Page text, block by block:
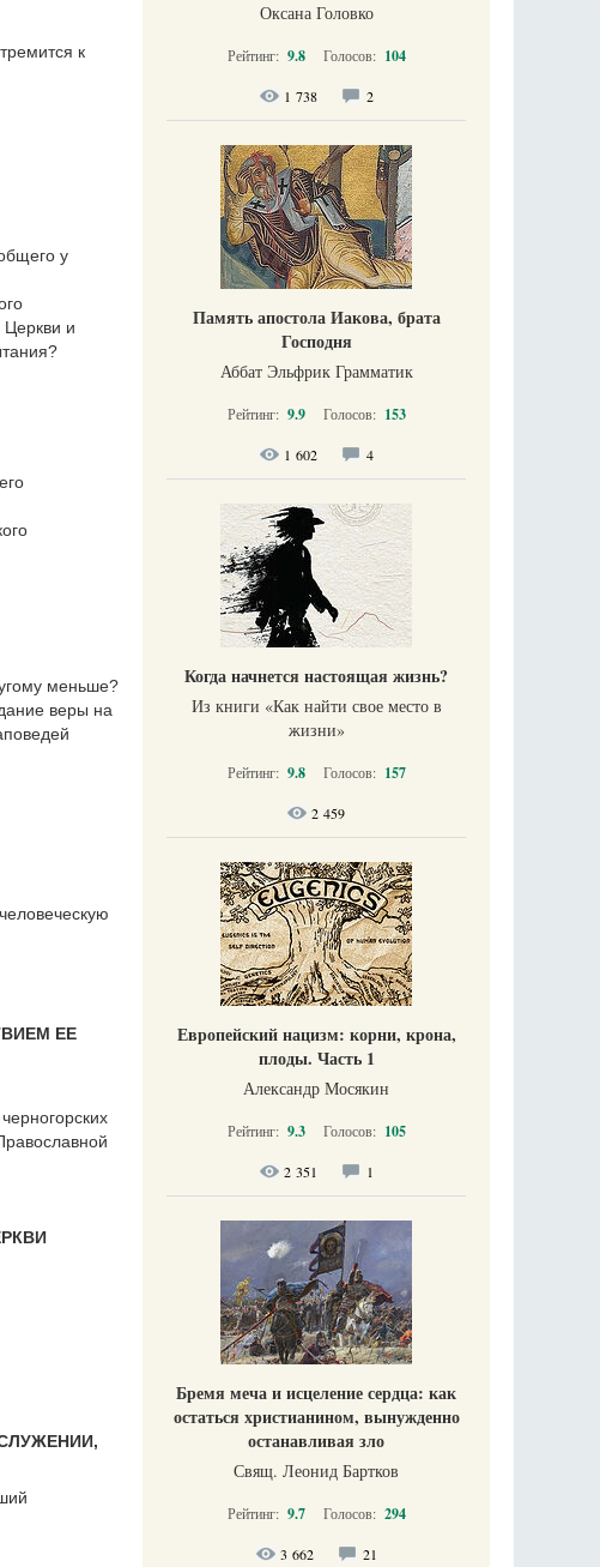
к
у
и
меньше?
веры на
ЕЕ
Оксана Головко
Рейтинг: 9.8 Голосов: 104
1 738 2
Память апостола Иакова, брата
Господня
Аббат Эльфрик Грамматик
Рейтинг: 9.9 Голосов: 153
1 602 4
Когда начнется настоящая жизнь?
Из книги «Как найти свое место в
жизни​»
Рейтинг: 9.8 Голосов: 157
2 459
Европейский нацизм: корни, крона,
плоды. Часть 1
Александр Мосякин
Рейтинг: 9.3 Голосов: 105
2 351 1
Бремя меча и исцеление сердца: как
остаться христианином, вынужденно
останавливая зло
Свящ. Леонид Бартков
Рейтинг: 9.7 Голосов: 294
3 662 21